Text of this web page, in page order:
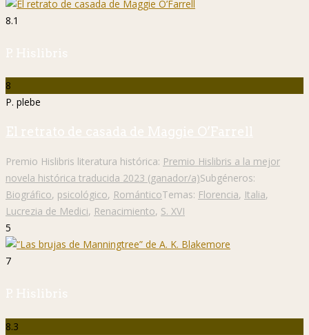
8.1
P. Hislibris
8
P. plebe
El retrato de casada de Maggie O’Farrell
Premio Hislibris literatura histórica: Premio Hislibris a la mejor
novela histórica traducida 2023 (ganador/a)Subgéneros:
Biográfico, psicológico, RománticoTemas: Florencia, Italia,
Lucrezia de Medici, Renacimiento, S. XVI
5
7
P. Hislibris
8.3